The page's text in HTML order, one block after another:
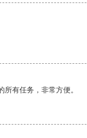
有任务，非常方便。